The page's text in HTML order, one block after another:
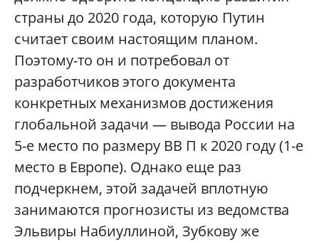
страны до 2020 года, которую Путин
считает своим настоящим планом.
Поэтому-то он и потребовал от
разработчиков этого документа
конкретных механизмов достижения
глобальной задачи — вывода России на
5-е место по размеру ВВ П к 2020 году (1-е
место в Европе). Однако еще раз
подчеркнем, этой задачей вплотную
занимаются прогнозисты из ведомства
Эльвиры Набиуллиной, Зубкову же